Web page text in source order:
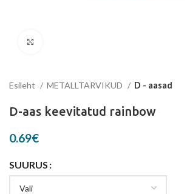
Esileht METALLTARVIKUD D - aasad
D-aas keevitatud rainbow
0.69€
SUURUS